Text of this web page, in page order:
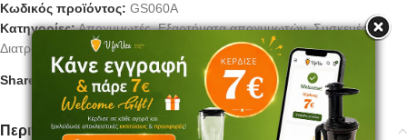
Κωδικός προϊόντος: GS060A
Κατηγορίες:Αποχυμωτές, Εξαρτήματα αποχυμωτών, Συσκευές
Διατροφής
Share:
Περιγραφή